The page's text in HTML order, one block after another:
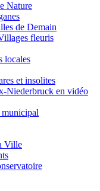
Nature
de Demain
fleuris
locales
et insolites
Niederbruck en vidéo
Ville